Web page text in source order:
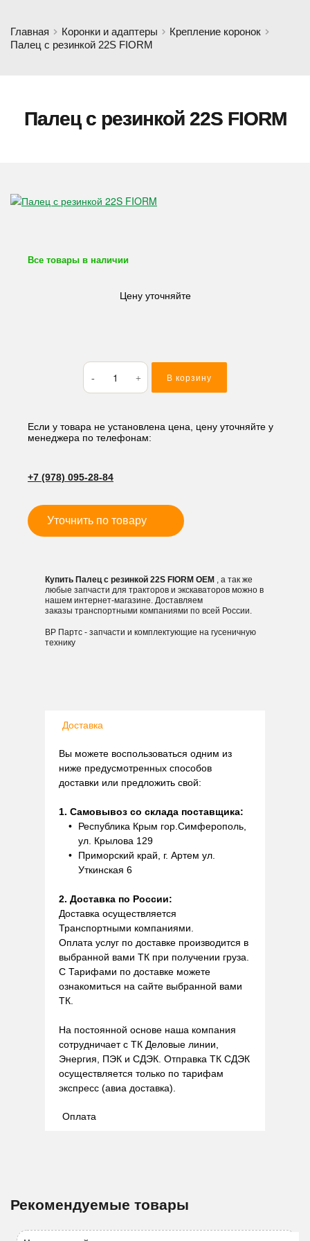
Главная Коронки и адаптеры
Крепление коронок
Палец с резинкой 22S FIORM
Палец с резинкой 22S FIORM
Все товары в наличии
Цену уточняйте
Количество
товара
Палец
резинкой
22S
В корзину
Если у товара не установлена цена, цену уточняйте у
менеджера по телефонам:
+7 (978) 095-28-84
Уточнить по товару
Купить Палец с резинкой 22S FIORM OEM , а так же
любые запчасти для тракторов и экскаваторов можно в
нашем интернет-магазине. Доставляем
заказы транспортными компаниями по всей России.
ВР Партс - запчасти и комплектующие на гусеничную
технику
Доставка
Вы можете воспользоваться одним из
ниже предусмотренных способов
доставки или предложить свой:
1. Самовывоз со склада поставщика:
Республика Крым гор.Симферополь,
ул. Крылова 129
Приморский край, г. Артем ул.
Уткинская 6
2. Доставка по России:
Доставка осуществляется
Транспортными компаниями.
Оплата услуг по доставке производится в
выбранной вами ТК при получении груза.
С Тарифами по доставке можете
ознакомиться на сайте выбранной вами
ТК.
На постоянной основе наша компания
сотрудничает с ТК Деловые линии,
Энергия, ПЭК и СДЭК. Отправка ТК СДЭК
осуществляется только по тарифам
экспресс (авиа доставка).
Оплата
Рекомендуемые товары